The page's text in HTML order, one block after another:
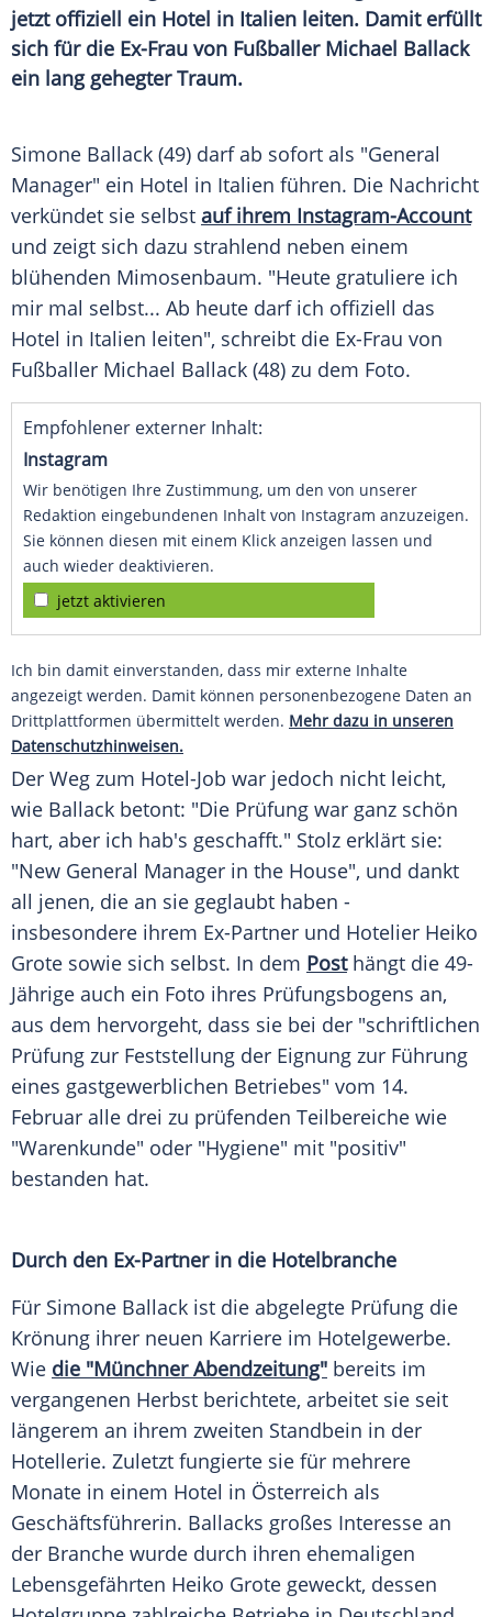
jetzt offiziell ein Hotel in Italien leiten. Damit erfüllt
sich für die Ex-Frau von Fußballer Michael Ballack
ein lang gehegter Traum.
Simone Ballack (49) darf ab sofort als "General
Manager" ein Hotel in Italien führen. Die Nachricht
verkündet sie selbst auf ihrem Instagram-Account
und zeigt sich dazu strahlend neben einem
blühenden Mimosenbaum. "Heute gratuliere ich
mir mal selbst... Ab heute darf ich offiziell das
Hotel in Italien leiten", schreibt die Ex-Frau von
Fußballer Michael Ballack (48) zu dem Foto.
Empfohlener externer Inhalt:
Instagram
Wir benötigen Ihre Zustimmung, um den von unserer
Redaktion eingebundenen Inhalt von Instagram anzuzeigen.
Sie können diesen mit einem Klick anzeigen lassen und
auch wieder deaktivieren.
jetzt aktivieren
Ich bin damit einverstanden, dass mir externe Inhalte
angezeigt werden. Damit können personenbezogene Daten an
Drittplattformen übermittelt werden. Mehr dazu in unseren
Datenschutzhinweisen.
Der Weg zum Hotel-Job war jedoch nicht leicht,
wie Ballack betont: "Die Prüfung war ganz schön
hart, aber ich hab's geschafft." Stolz erklärt sie:
"New General Manager in the House", und dankt
all jenen, die an sie geglaubt haben -
insbesondere ihrem Ex-Partner und Hotelier Heiko
Grote sowie sich selbst. In dem Posthängt die 49-
Jährige auch ein Foto ihres Prüfungsbogens an,
aus dem hervorgeht, dass sie bei der "schriftlichen
Prüfung zur Feststellung der Eignung zur Führung
eines gastgewerblichen Betriebes" vom 14.
Februar alle drei zu prüfenden Teilbereiche wie
"Warenkunde" oder "Hygiene" mit "positiv"
bestanden hat.
Durch den Ex-Partner in die Hotelbranche
Für Simone Ballack ist die abgelegte Prüfung die
Krönung ihrer neuen Karriere im Hotelgewerbe.
Wie die "Münchner Abendzeitung" bereits im
vergangenen Herbst berichtete, arbeitet sie seit
längerem an ihrem zweiten Standbein in der
Hotellerie. Zuletzt fungierte sie für mehrere
Monate in einem Hotel in Österreich als
Geschäftsführerin. Ballacks großes Interesse an
der Branche wurde durch ihren ehemaligen
Lebensgefährten Heiko Grote geweckt, dessen